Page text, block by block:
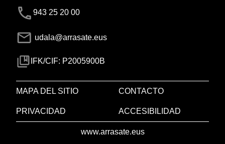
943 25 20 00
udala@arrasate.eus
IFK/CIF: P2005900B
MAPA DEL SITIO CONTACTO
PRIVACIDAD ACCESIBILIDAD
www.arrasate.eus